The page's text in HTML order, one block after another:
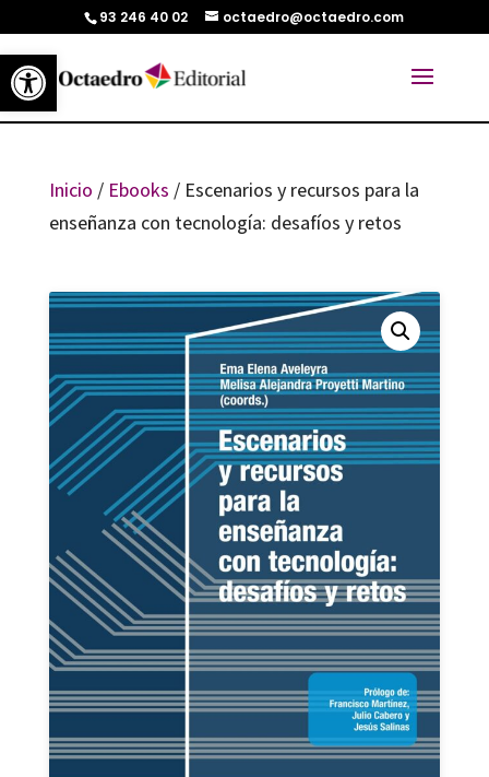
Abrir barra de herramientas
93 246 40 02 octaedro@octaedro.com
Inicio / Ebooks / Escenarios y recursos para la
enseñanza con tecnología: desafíos y retos